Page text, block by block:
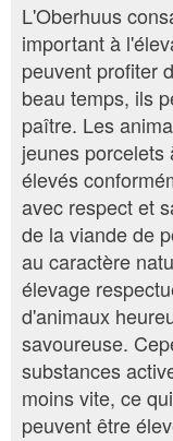
L'Oberhuus
important à
peuvent profiter
beau temps, ils
paître. Les
jeunes
élevés
avec respect et
de la viande de
au caractère
élevage
d'animaux
savoureuse.
substances
moins vite, ce
peuvent être